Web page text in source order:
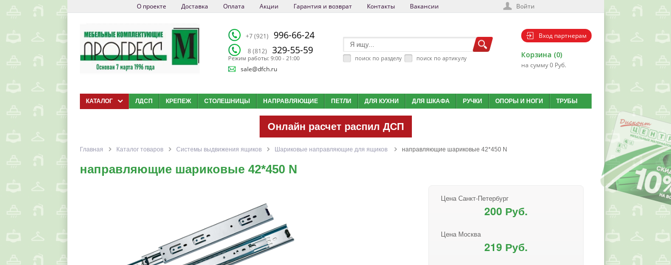
О проекте Доставка Оплата Акции Гарантия и возврат Контакты Вакансии Войти
+7 (921) 996-66-24
8 (812) 329-55-59
Режим работы: 9:00 - 21:00
sale@dfch.ru
поиск по разделу поиск по артикулу
Вход партнерам
Корзина (0)
на сумму 0 Руб.
КАТАЛОГ ЛДСП КРЕПЕЖ СТОЛЕШНИЦЫ НАПРАВЛЯЮЩИЕ ПЕТЛИ ДЛЯ КУХНИ ДЛЯ ШКАФА РУЧКИ ОПОРЫ И НОГИ ТРУБЫ
Онлайн расчет распил ДСП
Главная Каталог товаров Системы выдвижения ящиков Шариковые направляющие для ящиков направляющие шариковые 42*450 N
направляющие шариковые 42*450 N
Цена Санкт-Петербург
200 Руб.
Цена Москва
219 Руб.